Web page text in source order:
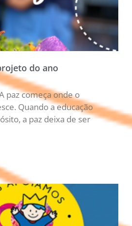
do ano
paz começa onde o
Quando a educação
a paz deixa de ser